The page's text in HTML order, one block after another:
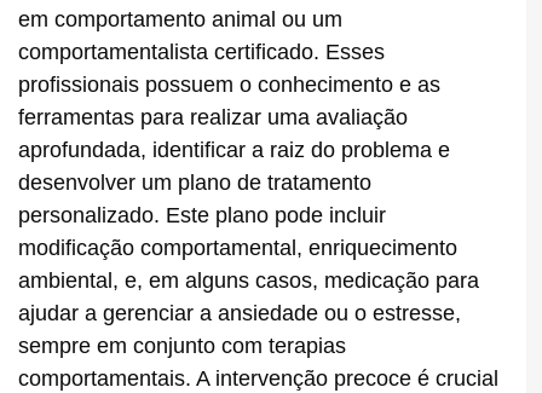
em comportamento animal ou um
comportamentalista certificado. Esses
profissionais possuem o conhecimento e as
ferramentas para realizar uma avaliação
aprofundada, identificar a raiz do problema e
desenvolver um plano de tratamento
personalizado. Este plano pode incluir
modificação comportamental, enriquecimento
ambiental, e, em alguns casos, medicação para
ajudar a gerenciar a ansiedade ou o estresse,
sempre em conjunto com terapias
comportamentais. A intervenção precoce é crucial